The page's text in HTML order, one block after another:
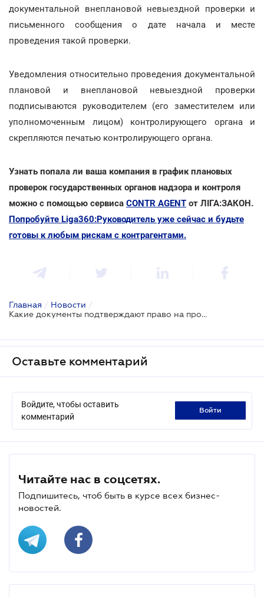
документальной внеплановой невыездной проверки и
письменного сообщения о дате начала и месте
проведения такой проверки.
Уведомления относительно проведения документальной
плановой и внеплановой невыездной проверки
подписываются руководителем (его заместителем или
уполномоченным лицом) контролирующего органа и
скрепляются печатью контролирующего органа.
Узнать попала ли ваша компания в график плановых
проверок государственных органов надзора и контроля
можно с помощью сервиса CONTR AGENT от ЛІГА:ЗАКОН.
Попробуйте Liga360:Руководитель уже сейчас и будьте
готовы к любым рискам с контрагентами.
Главная / Новости /
Какие документы подтверждают право на проведение проверки
Оставьте комментарий
Войдите, чтобы оставить
комментарий
войти
Читайте нас в соцсетях.
Подпишитесь, чтоб быть в курсе всех бизнес-
новостей.